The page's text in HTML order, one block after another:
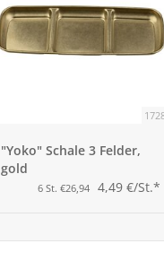
"Yoko" Schale 3 Felder,
gold
6 St. €26,94 4,49 €/St.*